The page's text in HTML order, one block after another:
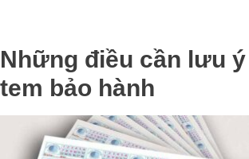
Những điều cần lưu
tem bảo hành